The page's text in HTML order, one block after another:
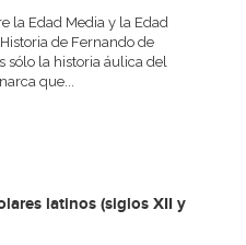
la Edad Media y la Edad
de Fernando de
sólo la historia áulica del
que...
latinos (siglos XII y